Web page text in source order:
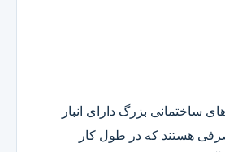
ساختمانی بزرگ دارای انبار
هستند که در طول کار